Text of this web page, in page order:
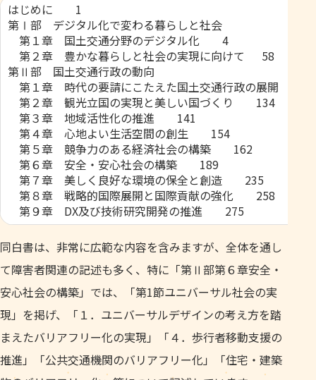
はじめに 1
第Ⅰ部 デジタル化で変わる暮らしと社会
第１章 国土交通分野のデジタル化 4
第２章 豊かな暮らしと社会の実現に向けて 58
第Ⅱ部 国土交通行政の動向
第１章 時代の要請にこたえた国土交通行政の展開
第２章 観光立国の実現と美しい国づくり 134
第３章 地域活性化の推進 141
第４章 心地よい生活空間の創生 154
第５章 競争力のある経済社会の構築 162
第６章 安全・安心社会の構築 189
第７章 美しく良好な環境の保全と創造 235
第８章 戦略的国際展開と国際貢献の強化 258
第９章 DX及び技術研究開発の推進 275
同白書は、非常に広範な内容を含みますが、全体を通し
て障害者関連の記述も多く、特に「第Ⅱ部第６章安全・
安心社会の構築」では、「第1節ユニバーサル社会の実
現」を掲げ、「１．ユニバーサルデザインの考え方を踏
まえたバリアフリー化の実現」「４．歩行者移動支援の
推進」「公共交通機関のバリアフリー化」「住宅・建築